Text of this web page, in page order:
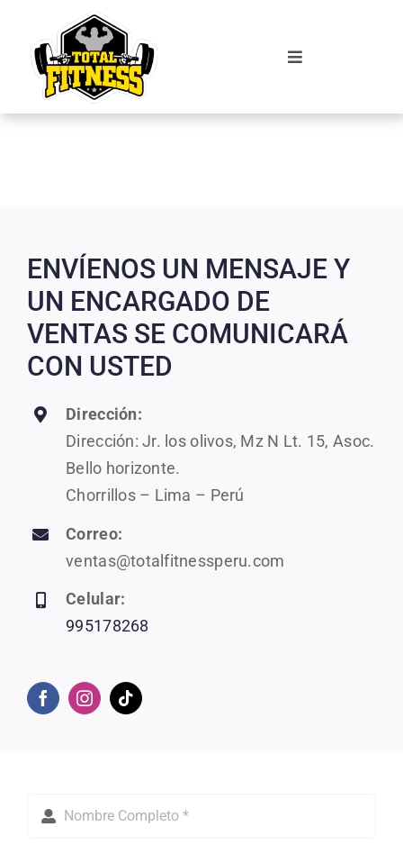
contenido
Toggle
ENVÍENOS UN MENSAJE Y
UN ENCARGADO DE
VENTAS SE COMUNICARÁ
CON USTED
Dirección:
Dirección: Jr. los olivos, Mz N Lt. 15, Asoc.
Bello horizonte.
Chorrillos – Lima – Perú
Correo:
ventas@totalfitnessperu.com
Celular:
995178268